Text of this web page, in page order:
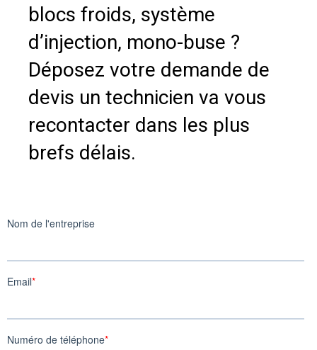
blocs froids, système
d’injection, mono-buse ?
Déposez votre demande de
devis un technicien va vous
recontacter dans les plus
brefs délais.